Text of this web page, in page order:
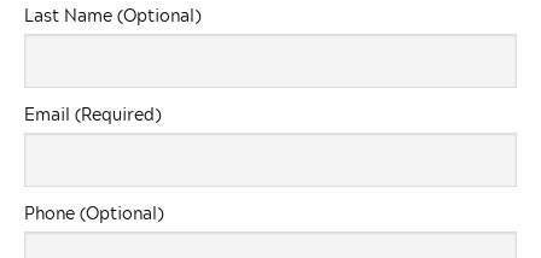
Last Name (Optional)
Email (Required)
Phone (Optional)